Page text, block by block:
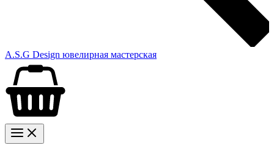
A.S.G Design ювелирная мастерская